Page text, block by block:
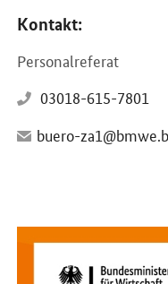
Kontakt:
Personalreferat
03018-615-7801
buero-
Öffnet PDF "Flyer Mit